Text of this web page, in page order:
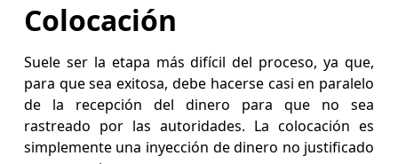
Colocación
Suele ser la etapa más difícil del proceso, ya que,
para que sea exitosa, debe hacerse casi en paralelo
de la recepción del dinero para que no sea
rastreado por las autoridades. La colocación es
simplemente una inyección de dinero no justificado